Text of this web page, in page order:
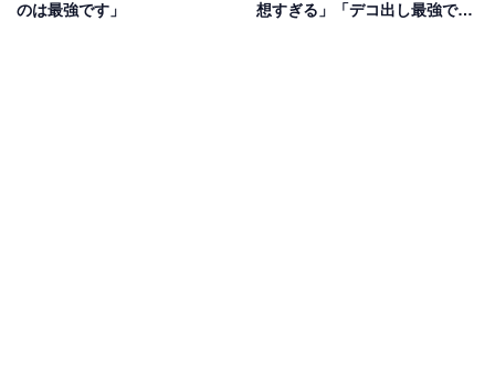
のは最強です」
想すぎる」「デコ出し最強です